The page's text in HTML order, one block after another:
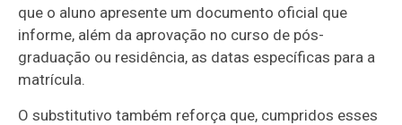
que o aluno apresente um documento oficial que
informe, além da aprovação no curso de pós-
graduação ou residência, as datas específicas para a
matrícula.
Osubstitutivo também reforça que, cumpridos esses